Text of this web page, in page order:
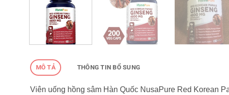
MÔ TẢ THÔNG TIN BỔ SUNG
Viên uống hồng sâm Hàn Quốc NusaPure Red Korean